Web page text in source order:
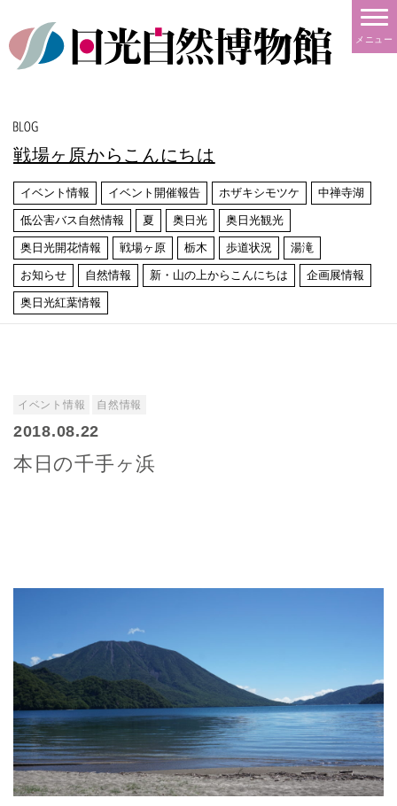
メニュー
戦場ヶ原からこんにちは
イベント情報 イベント開催報告 ホザキシモツケ 中禅寺湖
低公害バス自然情報 夏 奥日光 奥日光観光
奥日光開花情報 戦場ヶ原 栃木 歩道状況 湯滝
お知らせ 自然情報 新・山の上からこんにちは 企画展情報
奥日光紅葉情報
イベント情報 自然情報
2018.08.22
本日の千手ヶ浜